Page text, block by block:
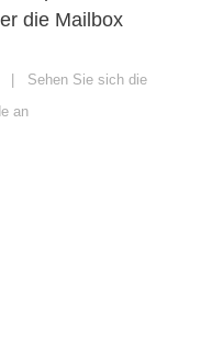
die Mailbox
| Sehen Sie sich die
an